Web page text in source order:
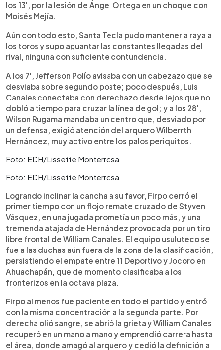
los 13', por la lesión de Ángel Ortega en un choque con
Moisés Mejía.
Aún con todo esto, Santa Tecla pudo mantener a raya a
los toros y supo aguantar las constantes llegadas del
rival, ninguna con suficiente contundencia.
A los 7', Jefferson Polío avisaba con un cabezazo que se
desviaba sobre segundo poste; poco después, Luis
Canales conectaba con derechazo desde lejos que no
dobló a tiempo para cruzar la línea de gol; y a los 28',
Wilson Rugama mandaba un centro que, desviado por
un defensa, exigió atención del arquero Wilberrth
Hernández, muy activo entre los palos periquitos.
Foto: EDH/Lissette Monterrosa
Foto: EDH/Lissette Monterrosa
Logrando inclinar la cancha a su favor, Firpo cerró el
primer tiempo con un flojo remate cruzado de Styven
Vásquez, en una jugada prometía un poco más, y una
tremenda atajada de Hernández provocada por un tiro
libre frontal de William Canales. El equipo usuluteco se
fue a las duchas aún fuera de la zona de la clasificación,
persistiendo el empate entre 11 Deportivo y Jocoro en
Ahuachapán, que de momento clasificaba a los
fronterizos en la octava plaza.
Firpo al menos fue paciente en todo el partido y entró
con la misma concentración a la segunda parte. Por
derecha olió sangre, se abrió la grieta y William Canales
recuperó en un mano a mano y emprendió carrera hasta
el área, donde amagó al arquero y cedió la definición a